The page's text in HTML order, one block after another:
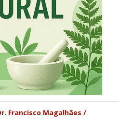
Francisco Magalhães /